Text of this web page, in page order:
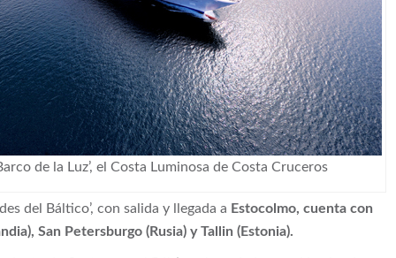
de la Luz’, el Costa Luminosa de Costa Cruceros
del Báltico’, con salida y llegada a Estocolmo, cuenta con
San Petersburgo (Rusia) y Tallin (Estonia).